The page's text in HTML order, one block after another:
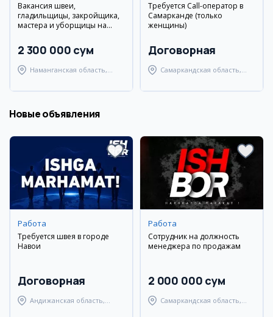
Вакансия швеи,
гладильщицы, закройщика,
мастера и уборщицы на
2 300 000 сум
Наманганская область,
Требуется Call-оператор в
Самарканде (только
женщины)
Договорная
Самаркандская область,
Новые объявления
Работа
Требуется швея в городе
Навои
Договорная
Андижанская область,
Работа
Сотрудник на должность
менеджера по продажам
2 000 000 сум
Самаркандская область,